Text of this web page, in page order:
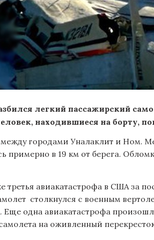
легкий пассажирский
находившиеся на борту,
городами Уналаклит и Ном.
примерно в 19 км от берега.
третья авиакатастрофа в США за
столкнулся с военным
Еще одна авиакатастрофа
на оживленный